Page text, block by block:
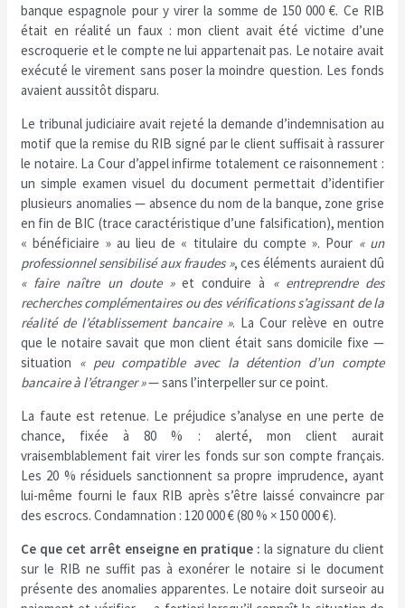
banque espagnole pour y virer la somme de 150 000 €. Ce RIB
était en réalité un faux : mon client avait été victime d’une
escroquerie et le compte ne lui appartenait pas. Le notaire avait
exécuté le virement sans poser la moindre question. Les fonds
avaient aussitôt disparu.
Le tribunal judiciaire avait rejeté la demande d’indemnisation au
motif que la remise du RIB signé par le client suffisait à rassurer
le notaire. La Cour d’appel infirme totalement ce raisonnement :
un simple examen visuel du document permettait d’identifier
plusieurs anomalies — absence du nom de la banque, zone grise
en fin de BIC (trace caractéristique d’une falsification), mention
« bénéficiaire » au lieu de « titulaire du compte ». Pour « un
professionnel sensibilisé aux fraudes », ces éléments auraient dû
« faire naître un doute »et conduire à « entreprendre des
recherches complémentaires ou des vérifications s’agissant de la
réalité de l’établissement bancaire ». La Cour relève en outre
que le notaire savait que mon client était sans domicile fixe —
situation « peu compatible avec la détention d’un compte
bancaire à l’étranger »— sans l’interpeller sur ce point.
La faute est retenue. Le préjudice s’analyse en une perte de
chance, fixée à 80 % : alerté, mon client aurait
vraisemblablement fait virer les fonds sur son compte français.
Les 20 % résiduels sanctionnent sa propre imprudence, ayant
lui-même fourni le faux RIB après s’être laissé convaincre par
des escrocs. Condamnation : 120 000 € (80 % × 150 000 €).
Ce que cet arrêt enseigne en pratique : la signature du client
sur le RIB ne suffit pas à exonérer le notaire si le document
présente des anomalies apparentes. Le notaire doit surseoir au